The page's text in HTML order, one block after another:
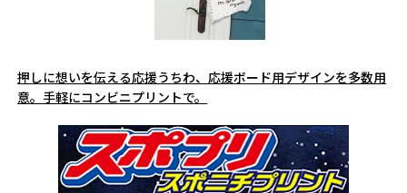
押しに想いを伝える応援うちわ、応援ボード用デザインを多数用
意。手軽にコンビニプリントで。